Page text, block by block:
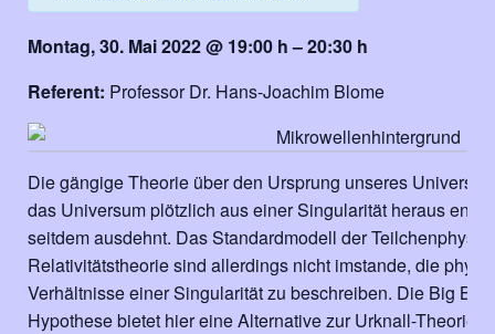
Montag, 30. Mai 2022 @ 19:00 h – 20:30 h
Referent: Professor Dr. Hans-Joachim Blome
Die gängige Theorie über den Ursprung unseres
das Universum plötzlich aus einer Singularität heraus
seitdemausdehnt. Das Standardmodell der
Relativitätstheorie sind allerdings nicht imstande, die
Verhältnisse einer Singularität zu beschreiben. Die Big
Hypothese bietet hier eine Alternative zur Urknall-Theorie